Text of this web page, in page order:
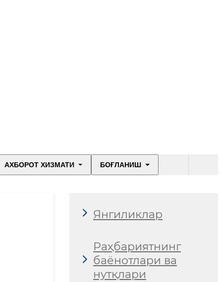
АХБОРОТ ХИЗМАТИ БОҒЛАНИШ
Янгиликлар
Раҳбариятнинг
баёнотлари ва
нутқлари